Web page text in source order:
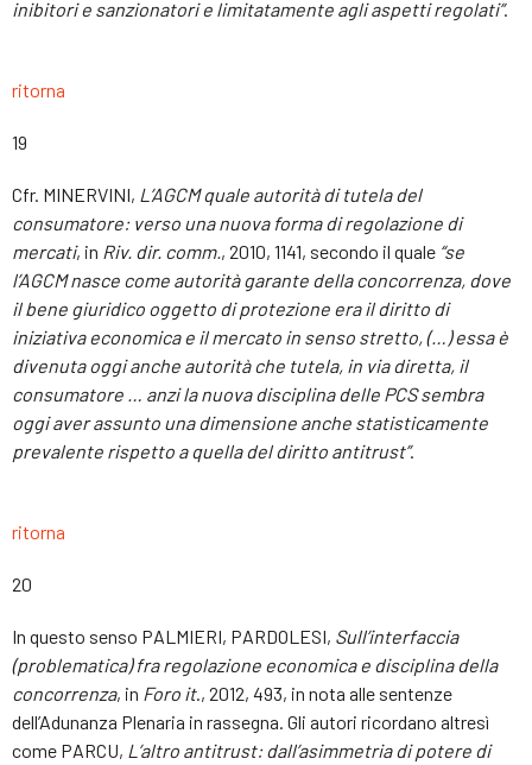
inibitori e sanzionatori e limitatamente agli aspetti regolati”.
ritorna
19
Cfr. MINERVINI, L’AGCM quale autorità di tutela del
consumatore: verso una nuova forma di regolazione di
mercati, in Riv. dir. comm. , 2010, 1141, secondo il quale “se
l’AGCM nasce come autorità garante della concorrenza, dove
il bene giuridico oggetto di protezione era il diritto di
iniziativa economica e il mercato in senso stretto, (…) essa è
divenuta oggi anche autorità che tutela, in via diretta, il
consumatore … anzi la nuova disciplina delle PCS sembra
oggi aver assunto una dimensione anche statisticamente
prevalente rispetto a quella del diritto antitrust”.
ritorna
20
In questo senso PALMIERI, PARDOLESI, Sull’interfaccia
(problematica) fra regolazione economica e disciplina della
concorrenza, in Foro it., 2012, 493, in nota alle sentenze
dell’Adunanza Plenaria in rassegna. Gli autori ricordano altresì
come PARCU, L’altro antitrust: dall’asimmetria di potere di